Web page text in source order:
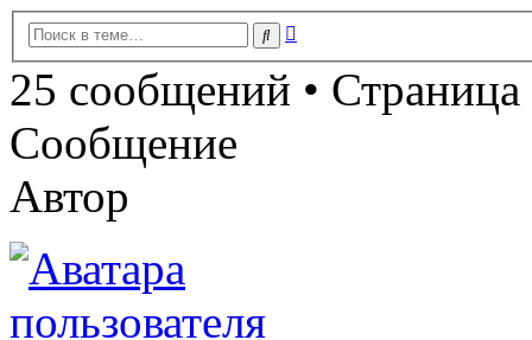
Поиск
25 сообщений • Страница
Сообщение
Автор